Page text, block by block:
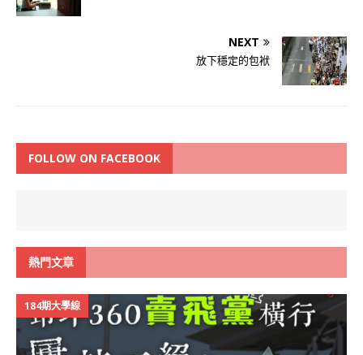
NEXT
放下穩定的包袱
FOLLOW ON FACEBOOK
熱門文章
184期大學線